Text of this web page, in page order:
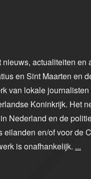
nieuws, actualiteiten en
en Sint Maarten en
van lokale
Koninkrijk. Het
Nederland en de
eilanden en/of voor de
is onafhankelijk. ...